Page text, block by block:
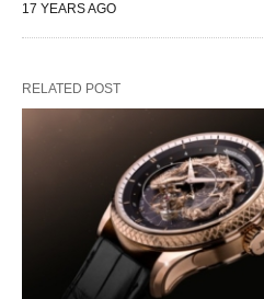
17 YEARS AGO
RELATED POST